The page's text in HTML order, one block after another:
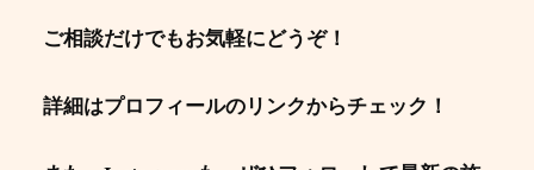
ご相談だけでもお気軽にどうぞ！
詳細はプロフィールのリンクからチェック！